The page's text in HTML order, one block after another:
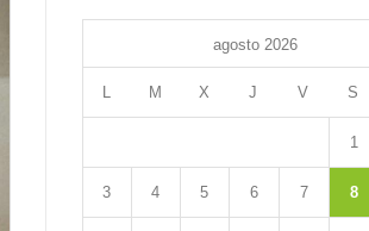
agosto 2026
L M X J V S
1
3 4 5 6 7 8